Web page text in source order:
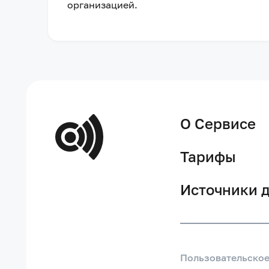
организацией.
О Сервисе
Тарифы
Источники
Пользовательское